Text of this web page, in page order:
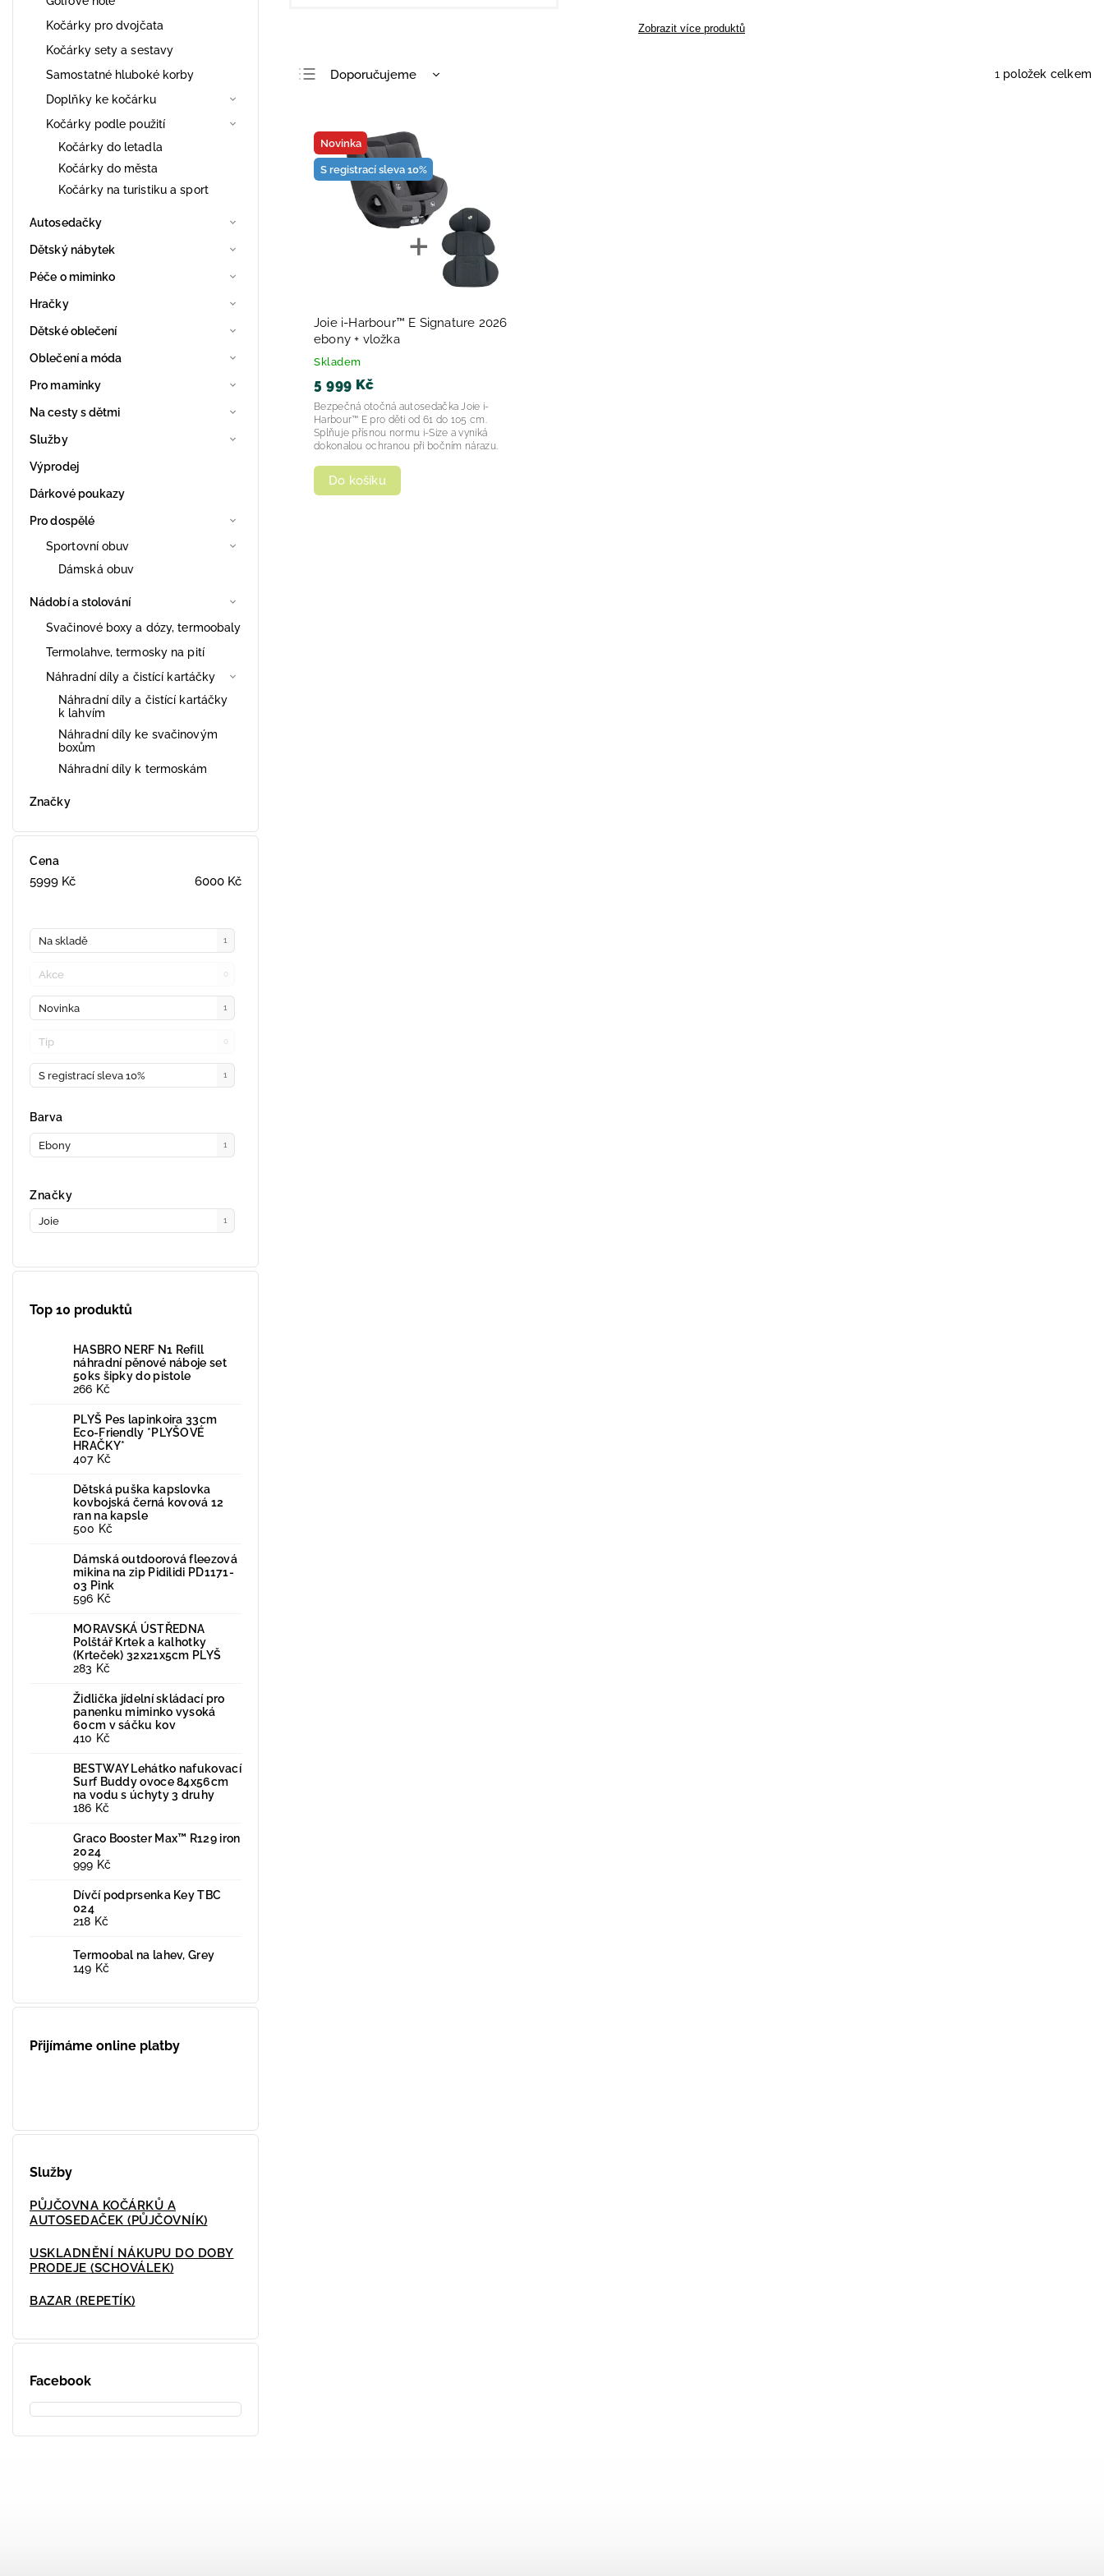
Kočárky pro dvojčata
Kočárky sety a sestavy
Samostatné hluboké korby
Doplňky ke kočárku
Kočárky podle použití
Kočárky do letadla
Kočárky do města
Kočárky na turistiku a sport
Autosedačky
Dětský nábytek
Péče o miminko
Hračky
Dětské oblečení
Oblečení a móda
Pro maminky
Na cesty s dětmi
Služby
Výprodej
Dárkové poukazy
Pro dospělé
Sportovní obuv
Dámská obuv
Nádobí a stolování
Svačinové boxy a dózy, termoobaly
Termolahve, termosky na pití
Náhradní díly a čistící kartáčky
Náhradní díly a čistící kartáčky
k lahvím
Náhradní díly ke svačinovým
boxům
Náhradní díly k termoskám
Značky
Cena
5999 Kč 6000 Kč
Na skladě 1
Akce 0
Novinka 1
Tip 0
S registrací sleva 10% 1
Značky
Joie 1
Barva
Ebony 1
Top 10 produktů
HASBRO NERF N1 Refill
náhradní pěnové náboje set
50ks šipky do pistole
266 Kč
PLYŠ Pes lapinkoira 33cm
Eco-Friendly *PLYŠOVÉ
HRAČKY*
407 Kč
Dětská puška kapslovka
kovbojská černá kovová 12
ran na kapsle
500 Kč
Dámská outdoorová fleezová
mikina na zip Pidilidi PD1171-
03 Pink
596 Kč
MORAVSKÁ ÚSTŘEDNA
Polštář Krtek a kalhotky
(Krteček) 32x21x5cm PLYŠ
283 Kč
Židlička jídelní skládací pro
panenku miminko vysoká
60cm v sáčku kov
410 Kč
BESTWAY Lehátko nafukovací
Surf Buddy ovoce 84x56cm
na vodu s úchyty 3 druhy
186 Kč
Graco Booster Max™ R129 iron
2024
999 Kč
Dívčí podprsenka Key TBC
024
218 Kč
Termoobal na lahev, Grey
149 Kč
Přijímáme online platby
Služby
PŮJČOVNA KOČÁRKŮ A
AUTOSEDAČEK (PŮJČOVNÍK)
USKLADNĚNÍ NÁKUPU DO DOBY
PRODEJE (SCHOVÁLEK)
BAZAR (REPETÍK)
Facebook
Zobrazit více produktů
Doporučujeme
Nejprodávanější
Abecedně
1 položek celkem
Novinka
S registrací sleva 10%
Joie i-Harbour™ E Signature 2026
ebony + vložka
Skladem
5 999 Kč
Do košíku
Bezpečná otočná autosedačka Joie i-
Harbour™ E pro děti od 61 do 105 cm.
Splňuje přísnou normu i-Size a vyniká
dokonalou ochranou při bočním nárazu.